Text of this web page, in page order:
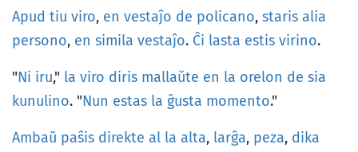
Apud tiu viro, en vestaĵo de policano, staris alia
persono, en simila vestaĵo. Ĉi lasta estis virino.
"Ni iru," la viro diris mallaŭte en la orelon de sia
kunulino. "Nun estas la ĝusta momento."
Ambaŭ paŝis direkte al la alta, larĝa, peza, dika